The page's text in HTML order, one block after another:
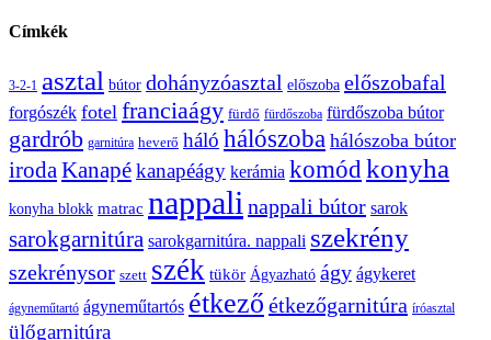
Címkék
3-2-1 asztal bútor dohányzóasztal előszoba előszobafal
forgószék fotel franciaágy fürdő fürdőszoba fürdőszoba bútor
gardrób garnitúra heverő háló hálószoba hálószoba bútor
iroda Kanapékanapéágy kerámia komód konyha
konyha blokk matrac nappali nappali bútor sarok
sarokgarnitúra sarokgarnitúra. nappali szekrény
szekrénysor szett szék tükör Ágyazható ágy ágykeret
ágyneműtartó ágyneműtartós étkező étkezőgarnitúra íróasztal
ülőgarnitúra